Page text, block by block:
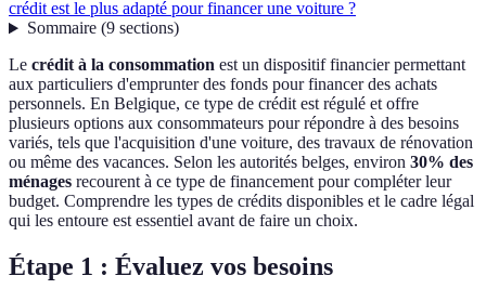
crédit est le plus adapté pour financer une voiture ?
Sommaire(9 sections)
Le crédit à la consommation est un dispositif financier permettant
aux particuliers d'emprunter des fonds pour financer des achats
personnels. En Belgique, ce type de crédit est régulé et offre
plusieurs options aux consommateurs pour répondre à des besoins
variés, tels que l'acquisition d'une voiture, des travaux de rénovation
ou même des vacances. Selon les autorités belges, environ 30% des
ménages recourent à ce type de financement pour compléter leur
budget. Comprendre les types de crédits disponibles et le cadre légal
qui les entoure est essentiel avant de faire un choix.
Étape 1 : Évaluez vos besoins